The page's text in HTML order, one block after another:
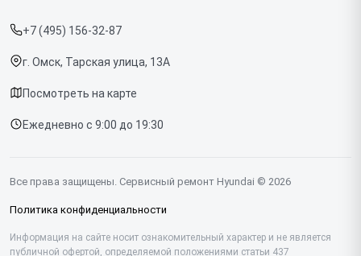
Срочный ремонт
Доставка и способы оплаты
Диагностика
Контакты
Посудомоечных машин
Саундбаров
+7 (495) 156-32-87
г. Омск, Тарская улица, 13А
Посмотреть на карте
Ежедневно с 9:00 до 19:30
Все права защищены. Сервисный ремонт Hyundai © 2026
Политика конфиденциальности
Информация на сайте носит ознакомительный характер и не является
публичной офертой, определяемой положениями статьи 437